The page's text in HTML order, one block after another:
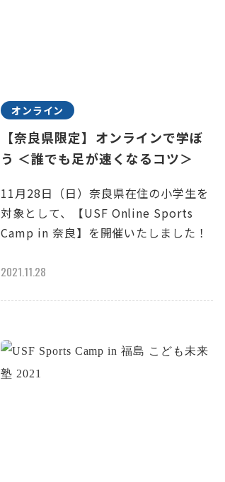
オンライン
【奈良県限定】オンラインで学ぼ
う ＜誰でも足が速くなるコツ＞
11月28日（日）奈良県在住の小学生を
対象として、【USF Online Sports
Camp in 奈良】を開催いたしました！
2021.11.28